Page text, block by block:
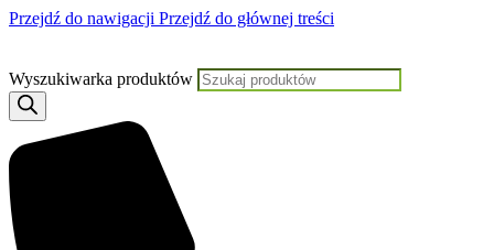
Przejdź do nawigacji Przejdź do głównej treści
Wyszukiwarka produktów